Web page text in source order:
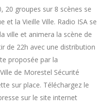
20 groupes sur 8 scènes se
et la Vieille Ville. Radio ISA se
ville et animera la scène de
de 22h avec une distribution
proposée par la
de Morestel Sécurité
sur place. Téléchargez le
sur le site internet